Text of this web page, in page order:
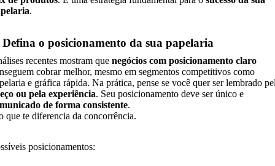
.
Defina o posicionamento da sua papelaria
recentes mostram que negócios com posicionamento claro
cobrar melhor, mesmo em segmentos competitivos como
e gráfica rápida. Na prática, pense se você quer ser lembrado
ou pela experiência. Seu posicionamento deve ser único e
de forma consistente.
que te diferencia da concorrência.
posicionamentos: